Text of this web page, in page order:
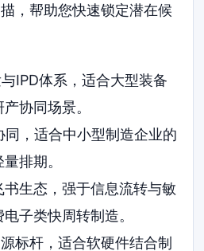
，帮助您快速锁定潜在候
IPD体系，适合大型装备
协同场景。
同，适合中小型制造企业的
排期。
书生态，强于信息流转与敏
子类快周转制造。
标杆，适合软硬件结合制